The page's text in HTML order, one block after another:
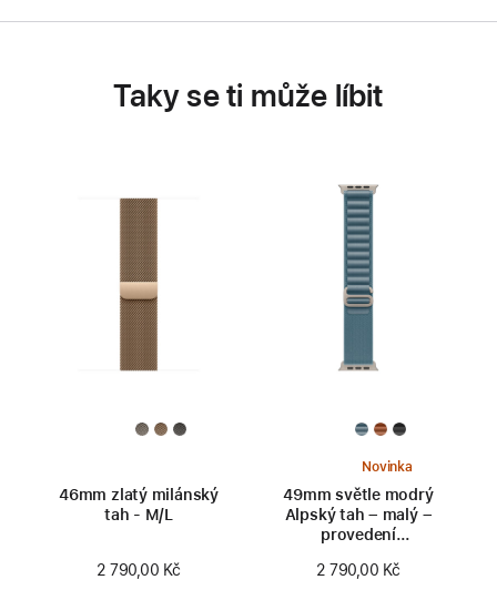
Taky se ti může líbit
46mm zlatý milánský
tah - M/L
2 790,00 Kč
Novinka
49mm světle modrý
Alpský tah – malý –
provedení
2 790,00 Kč